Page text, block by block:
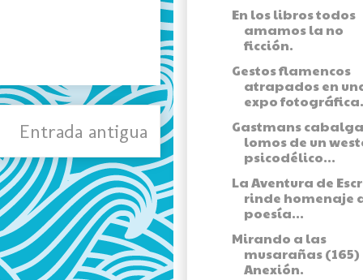
Entrada antigua
En los libros todos
amamos la no
ficción.
Gestos flamencos
atrapados en
expo fotográfica.
Gastmans
lomos de un
psicodélico...
La Aventura de
rinde homenaje
poesía...
Mirando a las
musarañas (165)
Anexión.